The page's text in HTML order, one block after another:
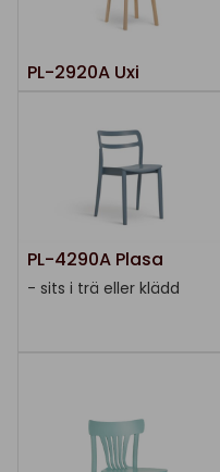
PL-2920A Uxi
PL-4290A Plasa
- sits i trä eller klädd